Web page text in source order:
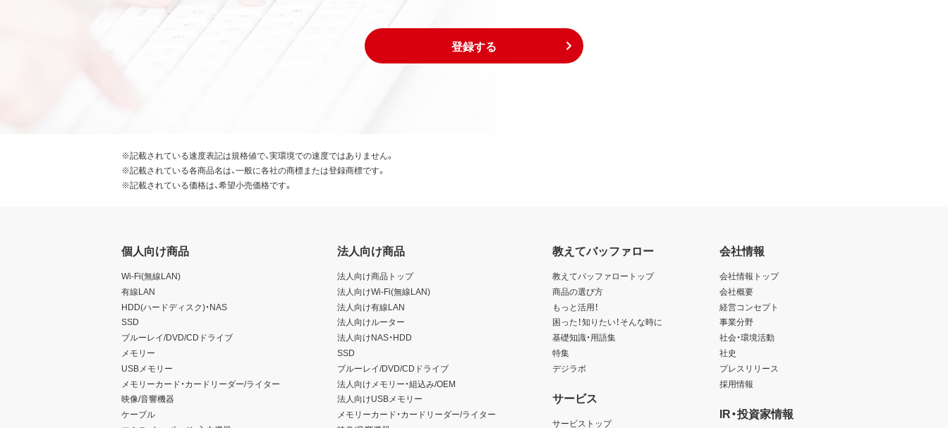
登録する
※記載されている速度表記は規格値で、実環境での速度ではありません。
※記載されている各商品名は、一般に各社の商標または登録商標です。
※記載されている価格は、希望小売価格です。
個人向け商品
Wi-Fi(無線LAN)
有線LAN
HDD(ハードディスク)・NAS
SSD
ブルーレイ/DVD/CDドライブ
メモリー
USBメモリー
メモリーカード・カードリーダー/ライター
映像/音響機器
ケーブル
法人向け商品
法人向け商品トップ
法人向けWi-Fi(無線LAN)
法人向け有線LAN
法人向けルーター
法人向けNAS・HDD
SSD
ブルーレイ/DVD/CDドライブ
法人向けメモリー・組込み/OEM
法人向けUSBメモリー
メモリーカード・カードリーダー/ライター
教えてバッファロー
教えてバッファロートップ
商品の選び方
もっと活用！
困った！知りたい！そんな時に
基礎知識・用語集
特集
デジラボ
サービス
サービストップ
会社情報
会社情報トップ
会社概要
経営コンセプト
事業分野
社会・環境活動
社史
プレスリリース
採用情報
IR・投資家情報